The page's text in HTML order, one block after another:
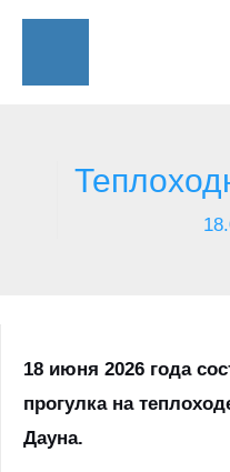
Перейти
содержимому
18 июня 2026 года
прогулка на
Дауна.